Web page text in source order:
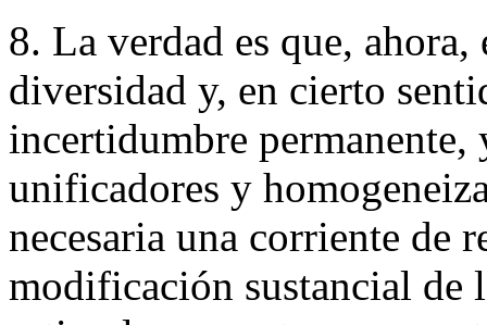
8. La verdad es que,
diversidad y, en cierto
incertidumbre permanente,
unificadores y
necesaria una corriente de
modificación sustancial de